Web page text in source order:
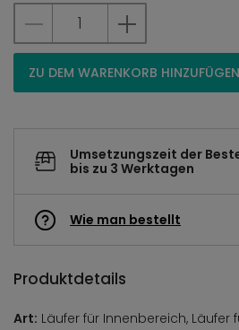
ZU DEM WARENKORB HINZUFÜGEN
Umsetzungszeit der
bis zu 3 Werktagen
Wie man bestellt
Produktdetails
Art: Läufer für Innenbereich, Läufer